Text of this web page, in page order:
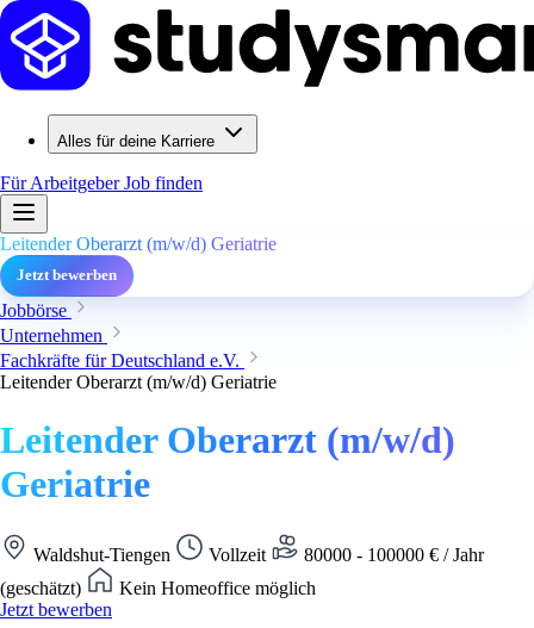
Alles für deine Karriere
Für ArbeitgeberJob finden
Leitender Oberarzt (m/w/d) Geriatrie
Jetzt bewerben
Jobbörse
Unternehmen
Fachkräfte für Deutschland e.V.
Leitender Oberarzt (m/w/d) Geriatrie
Leitender Oberarzt (m/w/d)
Geriatrie
Waldshut-Tiengen Vollzeit
80000 - 100000 € / Jahr
(geschätzt)
Kein Homeoffice möglich
Jetzt bewerben